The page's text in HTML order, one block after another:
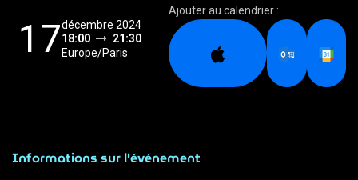
17décembre 2024
18:00
21:30
Europe/Paris
Ajouter au calendrier :
Informations sur l'événement